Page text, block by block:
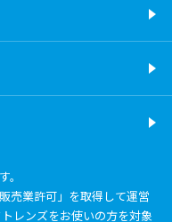
売業許可」を取得して運営
レンズをお使いの方を対象